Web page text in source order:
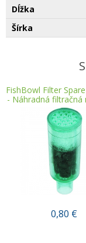
Dĺžka
Šírka
FishBowl Filter
- Náhradná filtračná
0,80 €